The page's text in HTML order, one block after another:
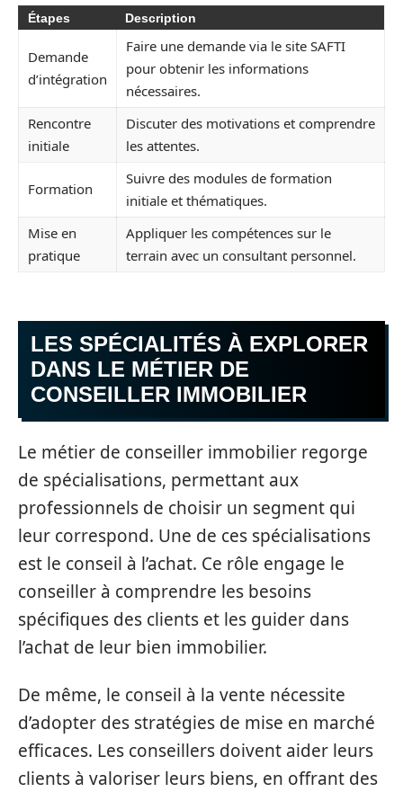
Étapes Description
Demande
d’intégration
Faire une demande via le site SAFTI
pour obtenir les informations
nécessaires.
Rencontre
initiale
Discuter des motivations et comprendre
les attentes.
Formation
Suivre des modules de formation
initiale et thématiques.
Mise en
pratique
Appliquer les compétences sur le
terrain avec un consultant personnel.
LES SPÉCIALITÉS À EXPLORER
DANS LE MÉTIER DE
CONSEILLER IMMOBILIER
Le métier de conseiller immobilier regorge
de spécialisations, permettant aux
professionnels de choisir un segment qui
leur correspond. Une de ces spécialisations
est le conseil à l’achat. Ce rôle engage le
conseiller à comprendre les besoins
spécifiques des clients et les guider dans
l’achat de leur bien immobilier.
De même, le conseil à la vente nécessite
d’adopter des stratégies de mise en marché
efficaces. Les conseillers doivent aider leurs
clients à valoriser leurs biens, en offrant des